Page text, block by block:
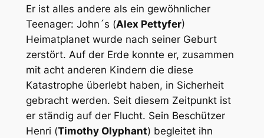
Er ist alles andere als ein gewöhnlicher
Teenager: John´s (Alex Pettyfer)
Heimatplanet wurde nach seiner Geburt
zerstört. Auf der Erde konnte er, zusammen
mit acht anderen Kindern die diese
Katastrophe überlebt haben, in Sicherheit
gebracht werden. Seit diesem Zeitpunkt ist
er ständig auf der Flucht. Sein Beschützer
Henri (Timothy Olyphant) begleitet ihn